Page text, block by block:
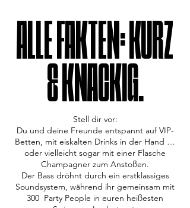
ALLE FAKTEN: KURZ
& KNACKIG.
Stell dir vor:
Du und deine Freunde entspannt auf VIP-
Betten, mit eiskalten Drinks in der Hand …
oder vielleicht sogar mit einer Flasche
Champagner zum Anstoßen.
Der Bass dröhnt durch ein erstklassiges
Soundsystem, während ihr gemeinsam mit
300 Party People in euren heißesten